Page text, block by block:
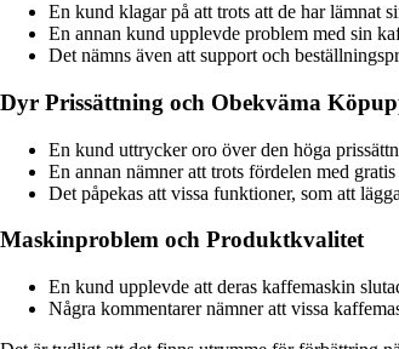
En kund klagar på att trots att de har lämnat
En annan kund upplevde problem med sin
Det nämns även att support och
Dyr Prissättning och Obekväma
En kund uttrycker oro över den höga
En annan nämner att trots fördelen med
Det påpekas att vissa funktioner, som att
Maskinproblem och Produktkvalitet
En kund upplevde att deras kaffemaskin
Några kommentarer nämner att vissa